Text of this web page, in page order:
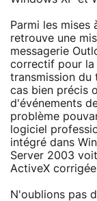
Parmi les
retrouve une
messagerie
correctif pour la
transmission du
cas bien précis
d'événements
problème
logiciel
intégré dans
Server 2003
ActiveX
N'oublions pas